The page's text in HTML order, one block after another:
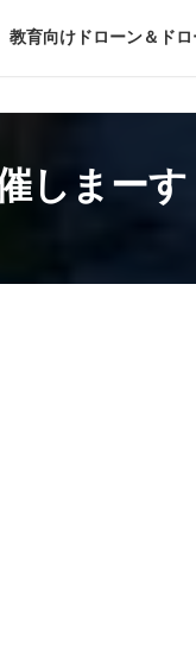
教育向けドローン＆ド
しまーす